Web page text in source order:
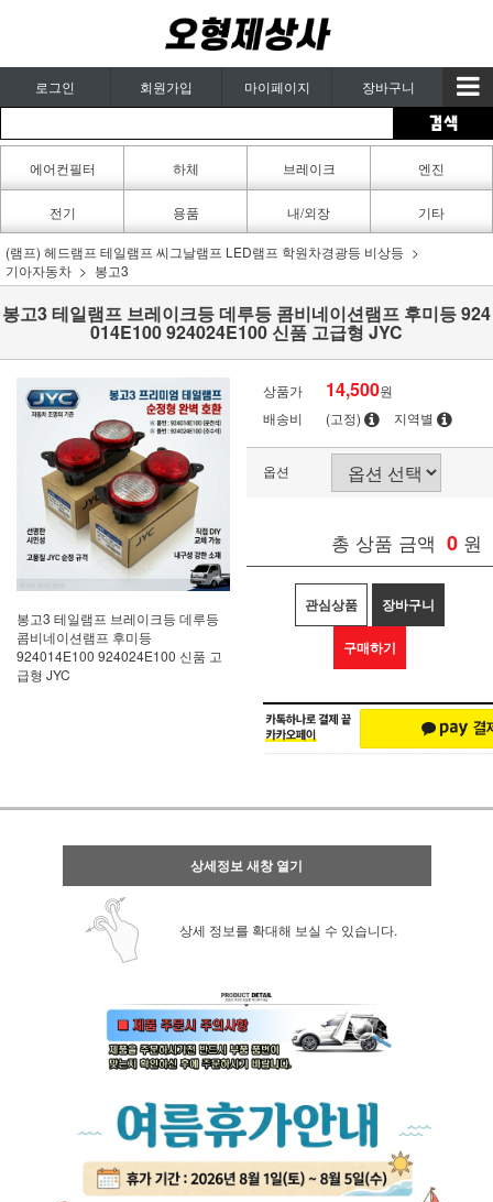
로그인 회원가입 마이페이지 장바구니
에어컨필터
카페인트
하체 브레이크 엔진
전기 용품 내/외장 기타
(램프) 헤드램프 테일램프 씨그날램프 LED램프 학원차경광등 비상등
기아자동차
봉고3
봉고3 테일램프 브레이크등 데루등 콤비네이션램프 후미등 924
014E100 924024E100 신품 고급형 JYC
봉고3 테일램프 브레이크등 데루등
콤비네이션램프 후미등
924014E100 924024E100 신품 고
급형 JYC
상품가 14,500원
배송비
(고정) 지역별
옵션
총 상품 금액 0 원
관심상품 장바구니
구매하기
상세정보 새창 열기
상세 정보를 확대해 보실 수 있습니다.